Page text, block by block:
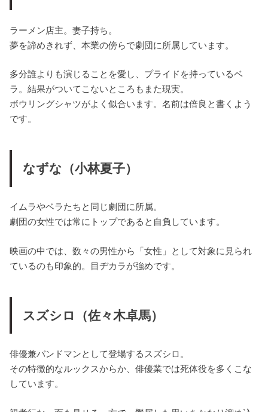
ラーメン店主。妻子持ち。
夢を諦めきれず、本業の傍らで劇団に所属しています。
多分誰よりも演じることを愛し、プライドを持っているベ
ラ。結果がついてこないところもまた現実。
ボウリングシャツがよく似合います。名前は倍良と書くよう
です。
なずな（小林夏子）
イムラやベラたちと同じ劇団に所属。
劇団の女性では常にトップであると自負しています。
映画の中では、数々の男性から「女性」として対象に見られ
ているのも印象的。目ヂカラが強めです。
スズシロ（佐々木卓馬）
俳優兼バンドマンとして登場するスズシロ。
その特徴的なルックスからか、俳優業では死体役を多くこな
しています。